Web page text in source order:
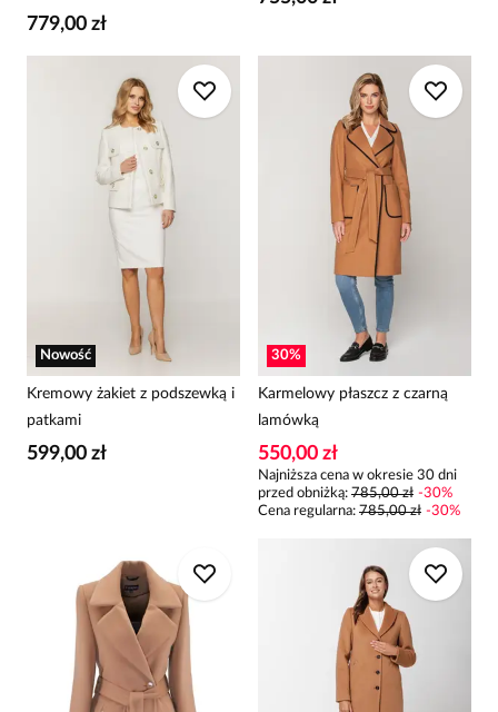
779,00 zł
Nowość
Kremowy żakiet z podszewką i
patkami
599,00 zł
30%
Karmelowy płaszcz z czarną
lamówką
550,00 zł
Najniższa cena w okresie 30 dni
przed obniżką: 785,00 zł -30%
Cena regularna: 785,00 zł -30%